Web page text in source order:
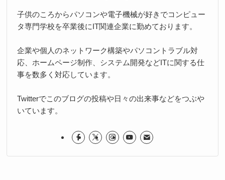
子供のころからパソコンや電子機械が好きでコンピュー
タ専門学校を卒業後にIT関連企業に勤めております。
企業や個人のネットワーク構築やパソコントラブル対
応、ホームページ制作、システム開発などITに関する仕
事を数多く対応しています。
Twitterでこのブログの投稿や日々の出来事などをつぶや
いています。